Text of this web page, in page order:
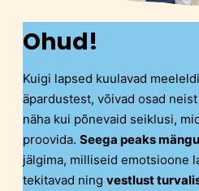
Ohud!
Kuigi lapsed kuulavad
äpardustest, võivad osad
näha kui põnevaid seiklusi,
proovida. Seega peaks
jälgima, milliseid emotsioone
tekitavad ning vestlust